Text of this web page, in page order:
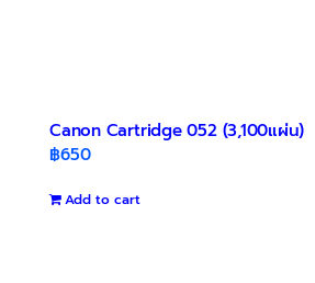
Canon Cartridge 052 (3,100แผ่น)
฿650
Add to cart